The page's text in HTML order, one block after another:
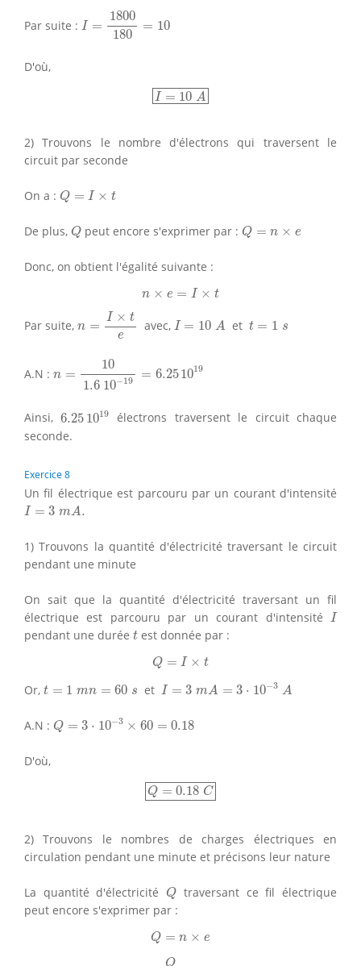
Par suite : I =
1800
180
= 10
1800180
D'où,
I = 10 A
I=10A
2) Trouvons le nombre d'électrons qui traversent le
circuit par seconde
On a : Q = I × t
Q t
De plus, Q
Q peut encore s'exprimer par : Q = n × e
Q ×e
Donc, on obtient l'égalité suivante :
n × e = I × t
n ×e × t
Par suite, n =
I × t
e
te
avec, I = 10 A
I= 10A et t = 1 s
t=1 s
A.N : n =
10
1.6 10−19 = 6.251019
1.610
Ainsi,6.25 1019
6.251019électrons traversent le circuit chaque
seconde.
Exercice 8
Un fil électrique est parcouru par un courant d'intensité
I = 3 mA.
I= m A.
1) Trouvons la quantité d'électricité traversant le circuit
pendant une minute
On sait que la quantité d'électricité traversant un fil
électrique est parcouru par un courant d'intensité I
I
pendant une durée t
t est donnée par :
Q = I × t
I×t
Or, t = 1 mn = 60 s
t =1 mn=60s et I = 3 mA = 3 ⋅ 10−3 A
I= m 3 10− 3A
A.N : Q = 3 ⋅ 10−3 × 60 = 0.18
Q ⋅10−3× =0.18
D'où,
Q = 0.18 C
Q=0.18C
2) Trouvons le nombres de charges électriques en
circulation pendant une minute et précisons leur nature
La quantité d'électricité Q
Q traversant ce fil électrique
peut encore s'exprimer par :
Q = n × e
Q n×e
e